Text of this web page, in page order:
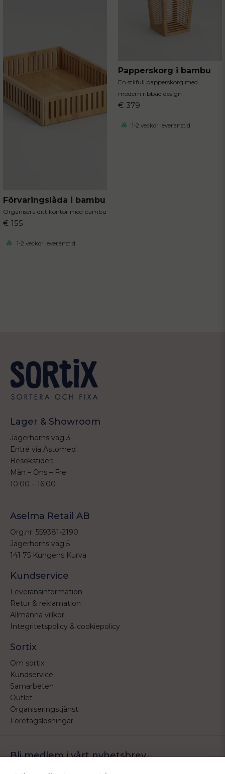
Förvaringslåda i bambu
Organisera ditt kontor med bambu
€ 155
1-2 veckor leveranstid
Papperskorg i bambu
En stilfull papperskorg med
modern ribbad design
€ 379
1-2 veckor leveranstid
Lager & Showroom
Jägerhorns väg 3
Entré via Astomed
Besökstider:
Mån – Ons – Fre
10:00 – 16:00
Aselma Retail AB
Org.nr: 559381-2190
Jägerhorns väg 5
141 75 Kungens Kurva
Kundservice
Leveransinformation
Retur & reklamation
Allmänna villkor
Integritetspolicy & cookiepolicy
Sortix
Om sortix
Kundservice
Samarbeten
Outlet
Organiseringstjänst
Företagslösningar
Bli medlem i vårt nyhetsbrev